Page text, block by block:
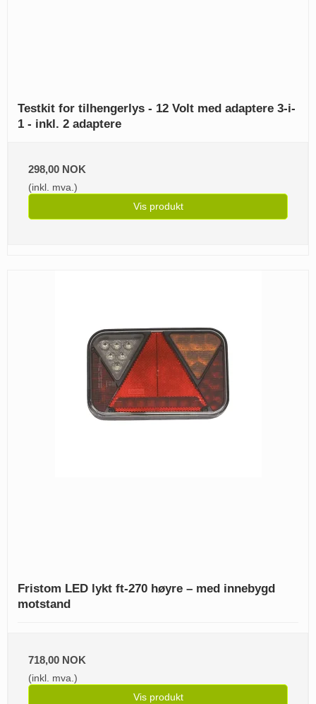
Testkit for tilhengerlys - 12 Volt med adaptere 3-i-
1 - inkl. 2 adaptere
298,00 NOK
(inkl. mva.)
Vis produkt
Fristom LED lykt ft-270 høyre – med innebygd
motstand
718,00 NOK
(inkl. mva.)
Vis produkt